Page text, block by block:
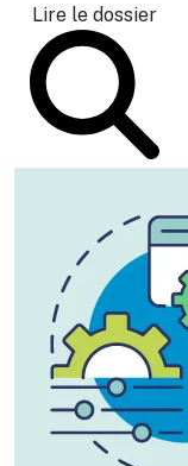
Lire le dossier